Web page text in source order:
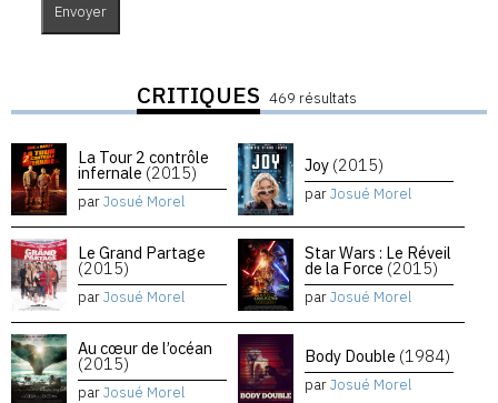
CRITIQUES 469 résultats
La Tour 2 contrôle
infernale (2015)
parJosué Morel
Joy (2015)
parJosué Morel
Le Grand Partage
(2015)
parJosué Morel
Star Wars : Le Réveil
de la Force (2015)
parJosué Morel
Au cœur de l’océan
(2015)
parJosué Morel
Body Double (1984)
parJosué Morel